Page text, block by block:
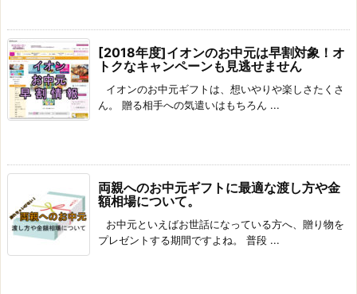
[2018年度]イオンのお中元は早割対象！オ
トクなキャンペーンも見逃せません
イオンのお中元ギフトは、想いやりや楽しさたくさ
ん。 贈る相手への気遣いはもちろん ...
両親へのお中元ギフトに最適な渡し方や金
額相場について。
お中元といえばお世話になっている方へ、贈り物を
プレゼントする期間ですよね。 普段 ...